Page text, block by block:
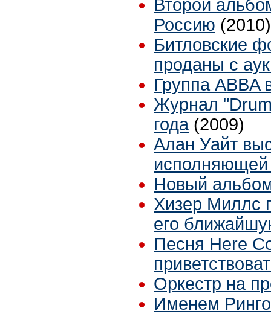
Второй
Россию (2010)
Битловские
проданы с
Группа ABBA
Журнал
года (2009)
Алан Уайт
исполняющей
Новый
Хизер Миллс
его
Песня Here
Оркестр на
Именем